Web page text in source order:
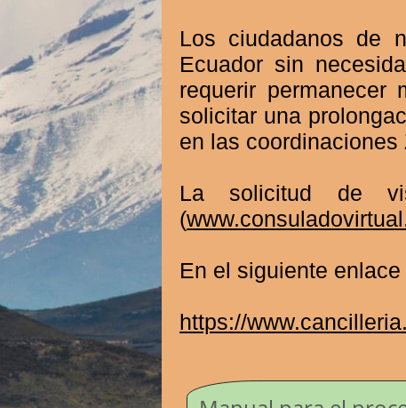
Los ciudadanos de
Ecuador sin
requerir
solicitar una
en las coordinaciones
La solicitud de
(
En el siguiente
https://